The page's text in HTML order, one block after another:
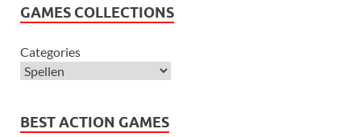
GAMES COLLECTIONS
Categories
BEST ACTION GAMES